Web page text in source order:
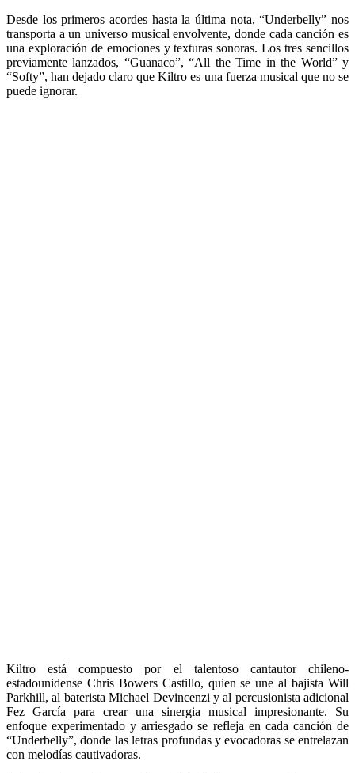
Desde los primeros acordes hasta la última nota, “Underbelly” nos
transporta a un universo musical envolvente, donde cada canción es
una exploración de emociones y texturas sonoras. Los tres sencillos
previamente lanzados, “Guanaco”, “All the Time in the World” y
“Softy”, han dejado claro que Kiltro es una fuerza musical que no se
puede ignorar.
Kiltro está compuesto por el talentoso cantautor chileno-
estadounidense Chris Bowers Castillo, quien se une al bajista Will
Parkhill, al baterista Michael Devincenzi y al percusionista adicional
Fez García para crear una sinergia musical impresionante. Su
enfoque experimentado y arriesgado se refleja en cada canción de
“Underbelly”, donde las letras profundas y evocadoras se entrelazan
con melodías cautivadoras.